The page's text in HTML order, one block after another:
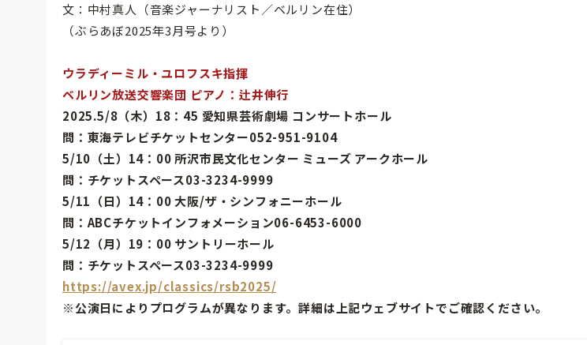
文：中村真人（音楽ジャーナリスト／ベルリン在住）
（ぶらあぼ2025年3月号より）
ウラディーミル・ユロフスキ指揮
ベルリン放送交響楽団 ピアノ：辻井伸行
2025.5/8（木）18：45 愛知県芸術劇場 コンサートホール
問：東海テレビチケットセンター052-951-9104
5/10（土）14：00 所沢市民文化センター ミューズ アークホール
問：チケットスペース03-3234-9999
5/11（日）14：00 大阪/ザ・シンフォニーホール
問：ABCチケットインフォメーション06-6453-6000
5/12（月）19：00 サントリーホール
問：チケットスペース03-3234-9999
https://avex.jp/classics/rsb2025/
※公演日によりプログラムが異なります。詳細は上記ウェブサイトでご確認ください。